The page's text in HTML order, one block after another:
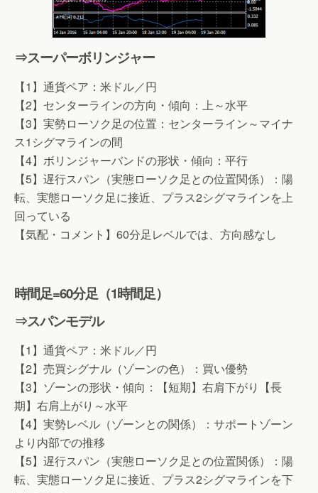
⇒スーパーボリンジャー
【1】通貨ペア：米ドル／円
【2】センターラインの方向・傾向：上～水平
【3】実勢ローソク足の位置：センターライン～マイナ
ス1シグマラインの間
【4】ボリンジャーバンドの形状・傾向：平行
【5】遅行スパン（実態ローソク足との位置関係）：陽
転、実態ローソク足に接近、プラス2シグマラインを上
回っている
【気配・コメント】60分足レベルでは、方向感なし
時間足=60分足（1時間足）
⇒スパンモデル
【1】通貨ペア：米ドル／円
【2】売買シグナル（ゾーンの色）：買い優勢
【3】ゾーンの形状・傾向：【短期】右肩下がり【長
期】右肩上がり～水平
【4】実勢レベル（ゾーンとの関係）：サポートゾーン
より内部での推移
【5】遅行スパン（実態ローソク足との位置関係）：陽
転、実態ローソク足に接近、プラス2シグマラインを下